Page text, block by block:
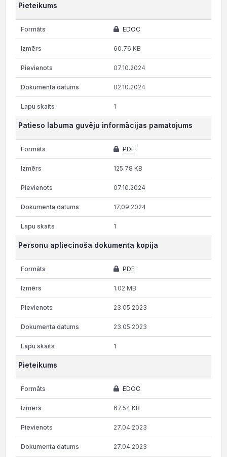
Pieteikums
EDOC
60.76 KB
07.10.2024
02.10.2024
1
Patieso labuma guvēju informācijas pamatojums
PDF
125.78 KB
07.10.2024
17.09.2024
1
Personu apliecinoša dokumenta kopija
PDF
1.02 MB
23.05.2023
23.05.2023
1
Pieteikums
EDOC
67.54 KB
27.04.2023
27.04.2023